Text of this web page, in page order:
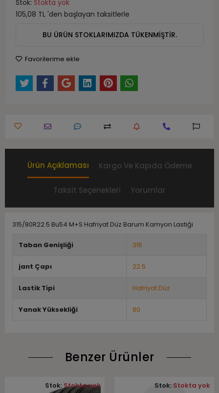
Stok: Stokta yok
105,08 TL 'den başlayan taksitlerle
BU ÜRÜN STOKLARIMIZDA TÜKENMİŞTİR.
Favorilerime ekle
Ürün Açıklaması Kargo Ve Kapıda Ödeme
Taksit Seçenekleri Yorumlar
315/80R22.5 Bu54 M+S Hafriyat Düz Barum Kamyon Lastiği
Taban Genişliği 315
jant Çapı 22.5
Lastik Tipi Hafriyat Düz
Yanak Yüksekliği 80
Benzer Ürünler
Stok:Stokta yok Stok: Stokta yok